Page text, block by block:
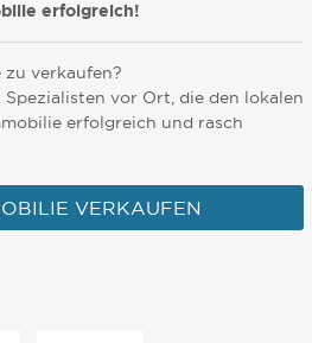
erfolgreich!
zu verkaufen?
vor Ort, die den lokalen
erfolgreich und rasch
VERKAUFEN